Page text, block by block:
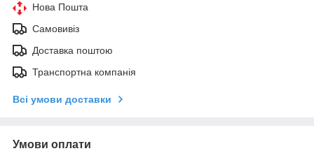
Нова Пошта
Самовивіз
Доставка поштою
Транспортна компанія
Всі умови доставки
Умови оплати